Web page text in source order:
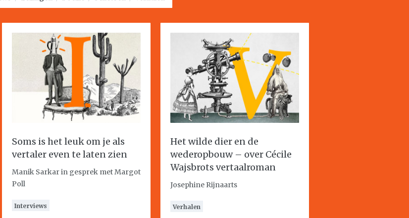
Soms is het leuk om je als
vertaler even te laten zien
Manik Sarkar in gesprek met Margot
Poll
Interviews
Het wilde dier en de
wederopbouw – over Cécile
Wajsbrots vertaalroman
Josephine Rijnaarts
Verhalen